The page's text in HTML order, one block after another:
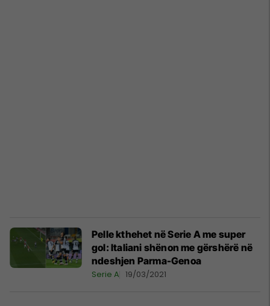
Pelle kthehet në Serie A me super
gol: Italiani shënon me gërshërë në
ndeshjen Parma-Genoa
Serie A 19/03/2021